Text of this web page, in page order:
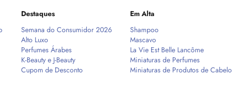
Destaques
Semana do Consumidor 2026
Alto Luxo
Perfumes Árabes
K-Beauty e J-Beauty
Cupom de Desconto
Em Alta
Shampoo
Mascavo
La Vie Est Belle Lancôme
Miniaturas de Perfumes
Miniaturas de Produtos de Cabelo